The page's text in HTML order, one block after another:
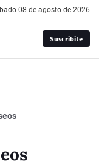
08 de agosto de 2026
Suscribite